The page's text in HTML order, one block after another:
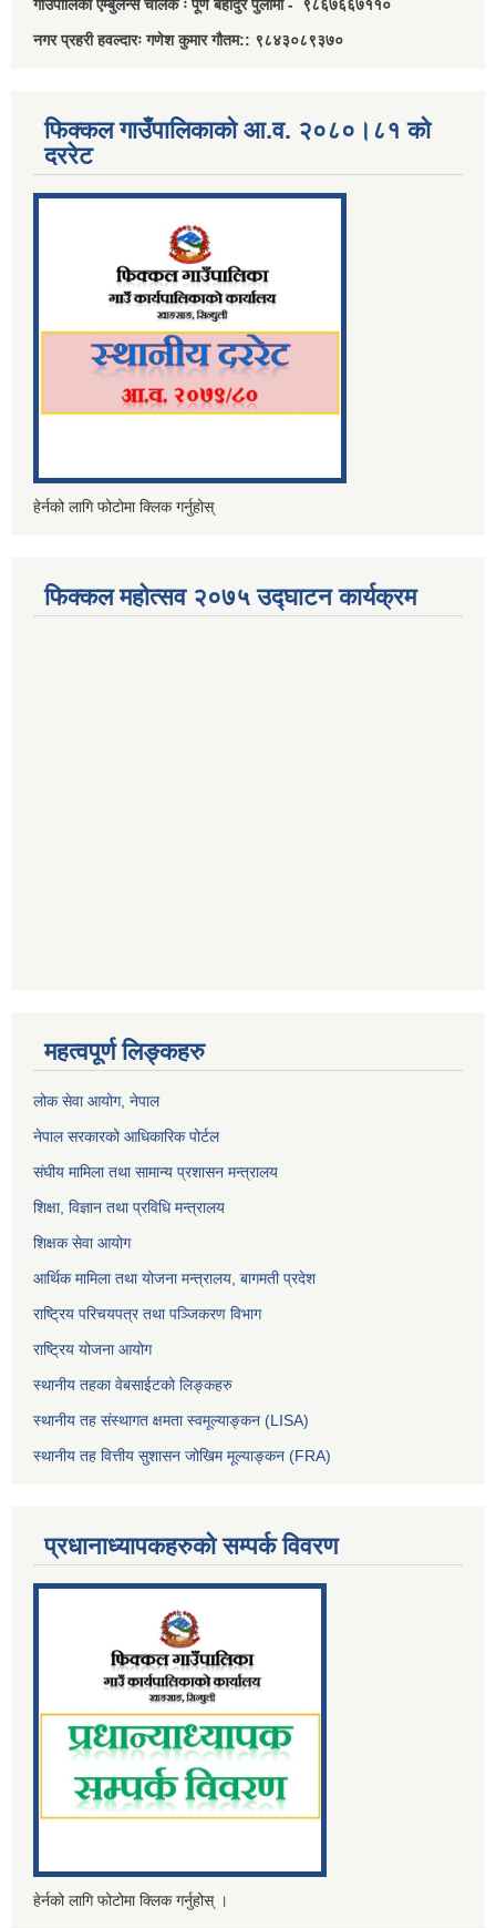
गाउँपालिका एम्बुलेन्स चालक ः पूर्ण बहादुर पुलामी - ९८६७६६७११०
नगर प्रहरी हवल्दारः गणेश कुमार गौतम:: ९८४३०८९३७०
फिक्कल गाउँपालिकाको आ.व. २०८०।८१ को
दररेट
हेर्नको लागि फोटोमा क्लिक गर्नुहोस्
फिक्कल महोत्सव २०७५ उद्घाटन कार्यक्रम
महत्वपूर्ण लिङ्कहरु
लोक सेवा आयोग, नेपाल
नेपाल सरकारको आधिकारिक पोर्टल
संघीय मामिला तथा सामान्य प्रशासन मन्त्रालय
शिक्षा, विज्ञान तथा प्रविधि मन्त्रालय
शिक्षक सेवा आयोग
आर्थिक मामिला तथा योजना मन्त्रालय, बागमती प्रदेश
राष्ट्रिय परिचयपत्र तथा पञ्जिकरण विभाग
राष्ट्रिय योजना आयोग
स्थानीय तहका वेबसाईटको लिङ्कहरु
स्थानीय तह संस्थागत क्षमता स्वमूल्याङ्कन (LISA)
स्थानीय तह वित्तीय सुशासन जोखिम मूल्याङ्कन (FRA)
प्रधानाध्यापकहरुको सम्पर्क विवरण
हेर्नको लागि फोटोमा क्लिक गर्नुहोस् ।